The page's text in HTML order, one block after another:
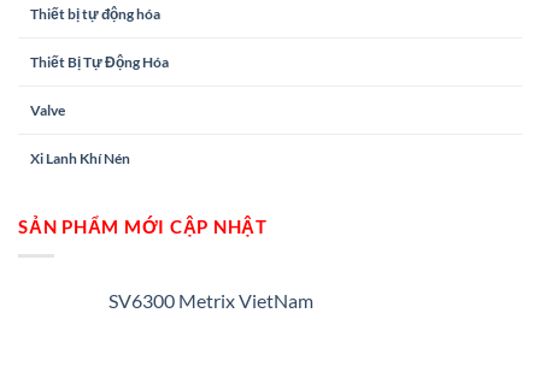
Thiết bị tự động hóa
Thiết Bị Tự Động Hóa
Valve
Xi Lanh Khí Nén
SẢN PHẨM MỚI CẬP NHẬT
SV6300 Metrix VietNam